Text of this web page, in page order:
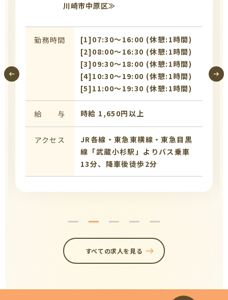
川崎市中原区≫
勤務時間
[1]07:30〜16:00 (休憩:1時間)
[2]08:00〜16:30 (休憩:1時間)
[3]09:30〜18:00 (休憩:1時間)
[4]10:30〜19:00 (休憩:1時間)
[5]11:00〜19:30 (休憩:1時間)
給 与 時給 1,650円以上
アクセス
JR各線・東急東横線・東急目黒
線「武蔵小杉駅」よりバス乗車
13分、降車後徒歩2分
すべての求人を見る